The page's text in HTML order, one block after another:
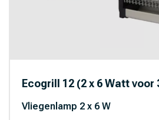
Ecogrill 12 (2 x 6 Watt voor
Vliegenlamp 2 x 6 W